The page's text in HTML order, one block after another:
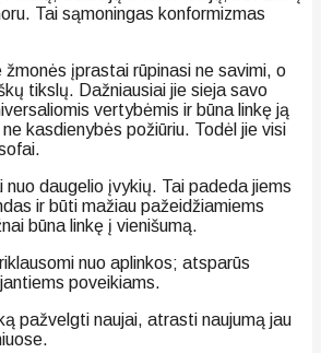
Tai sąmoningas konformizmas
žmonės įprastai rūpinasi ne savimi, o
tikslų. Dažniausiai jie sieja savo
vertybėmis ir būna linkę ją
kasdienybės požiūriu. Todėl jie visi
nuo daugelio įvykių. Tai padeda jiems
ir būti mažiau pažeidžiamiems
būna linkę į vienišumą.
nuo aplinkos; atsparūs
poveikiams.
pažvelgti naujai, atrasti naujumą jau